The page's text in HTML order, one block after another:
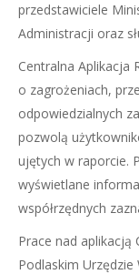
przedstawiciele
Administracji oraz
Centralna Aplikacja
o zagrożeniach,
odpowiedzialnych
pozwolą
ujętych w raporcie.
wyświetlane
współrzędnych
Prace nad aplikacją
Podlaskim